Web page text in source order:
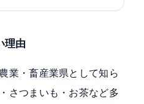
理由
業・畜産業県として知ら
さつまいも・お茶など多